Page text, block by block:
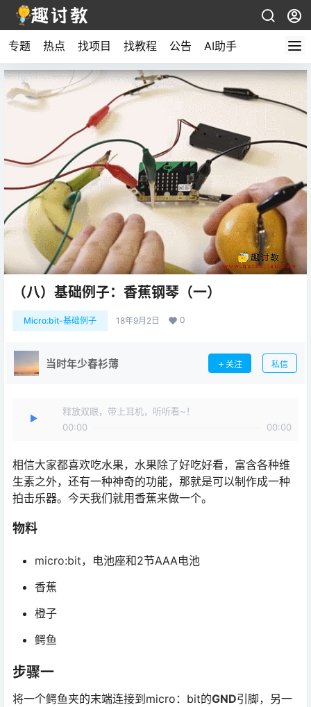
专题 热点 找项目 找教程 公告 AI助手
（八）基础例子：香蕉钢琴（一）
Micro:bit-基础例子 18年9月2日 0
当时年少春衫薄 关注 私信
释放双眼，带上耳机，听听看~！
00:00
00:00
相信大家都喜欢吃水果，水果除了好吃好看，富含各种维
生素之外，还有一种神奇的功能，那就是可以制作成一种
拍击乐器。今天我们就用香蕉来做一个。
物料
micro:bit，电池座和2节AAA电池
香蕉
橙子
鳄鱼
步骤一
将一个鳄鱼夹的末端连接到micro：bit的GND引脚，另一